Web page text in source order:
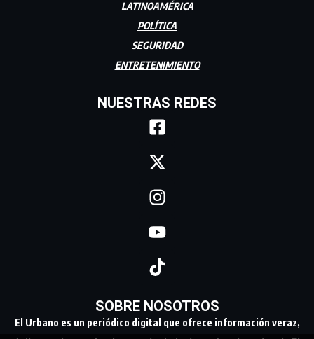
LATINOAMÉRICA
POLÍTICA
SEGURIDAD
ENTRETENIMIENTO
NUESTRAS REDES
SOBRE NOSOTROS
El Urbano es un periódico digital que ofrece información veraz,